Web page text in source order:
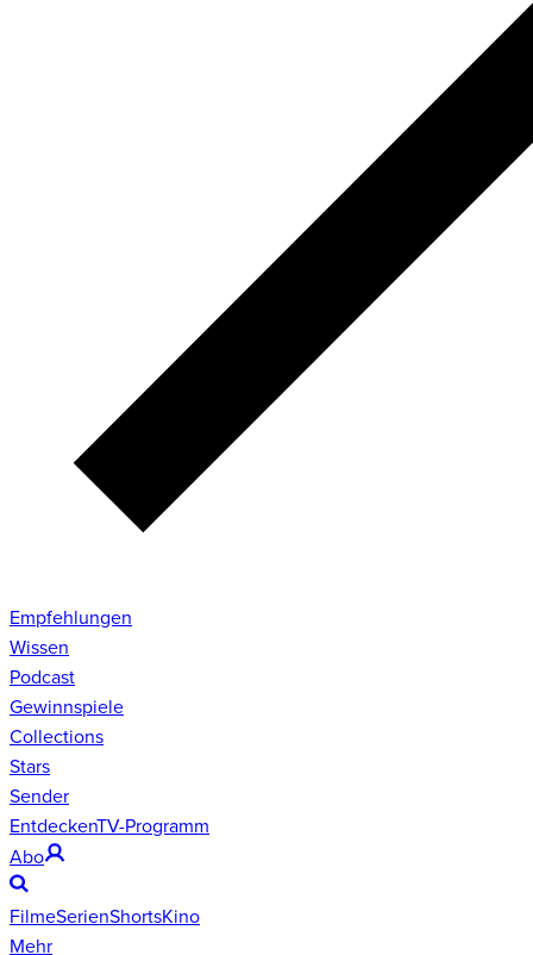
Empfehlungen
Wissen
Podcast
Gewinnspiele
Collections
Stars
Sender
EntdeckenTV-Programm
Abo
FilmeSerienShortsKino
Mehr